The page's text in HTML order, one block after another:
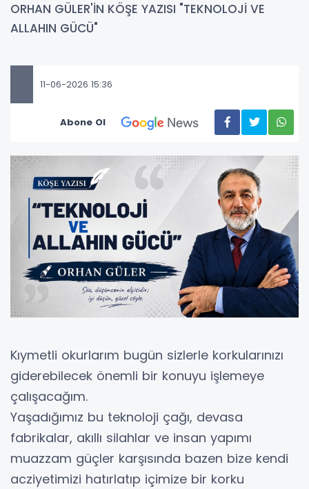
ORHAN GÜLER'İN KÖŞE YAZISI "TEKNOLOJİ VE
ALLAHIN GÜCÜ"
11-06-2026 15:36
Abone Ol
Kıymetli okurlarım bugün sizlerle korkularınızı
giderebilecek önemli bir konuyu işlemeye
çalışacağım.
Yaşadığımız bu teknoloji çağı, devasa
fabrikalar, akıllı silahlar ve insan yapımı
muazzam güçler karşısında bazen bize kendi
acziyetimizi hatırlatıp içimize bir korku